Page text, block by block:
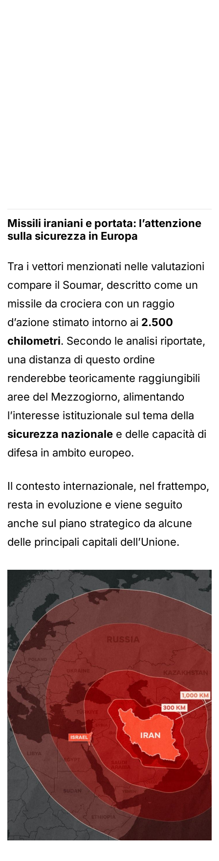
Missili iraniani e portata: l’attenzione
sulla sicurezza in Europa
Tra i vettori menzionati nelle valutazioni
compare il Soumar, descritto come un
missile da crociera con un raggio
d’azione stimato intorno ai 2.500
chilometri. Secondo le analisi riportate,
una distanza di questo ordine
renderebbe teoricamente raggiungibili
aree del Mezzogiorno, alimentando
l’interesse istituzionale sul tema della
sicurezza nazionale e delle capacità di
difesa in ambito europeo.
Il contesto internazionale, nel frattempo,
resta in evoluzione e viene seguito
anche sul piano strategico da alcune
delle principali capitali dell’Unione.